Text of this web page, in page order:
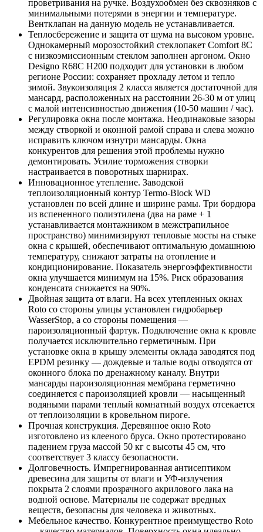
проветривания на ручке. Воздухообмен без сквозняков с
минимальными потерями в энергии и температуре.
Вентклапан на данную модель не устанавливается.
Теплосбережение и защита от шума на высоком уровне.
Однокамерный морозостойкий стеклопакет Comfort 8C
с низкоэмиссионным стеклом заполнен аргоном. Окно
Designo R68C H200 подходит для установки в любом
регионе России: сохраняет прохладу летом и тепло
зимой. Звукоизоляция 2 класса является достаточной для
мансард, расположенных на расстоянии 26-30 м от улиц
с малой интенсивностью движения (10-50 машин / час).
Регулировка окна после монтажа. Неодинаковые зазоры
между створкой и оконной рамой справа и слева можно
исправить ключом изнутри мансарды. Окна
конкурентов для решения этой проблемы нужно
демонтировать. Усилие торможения створки
настраивается в поворотных шарнирах.
Инновационное утепление. Заводской
теплоизоляционный контур Termo-Block WD
установлен по всей длине и ширине рамы. Три бордюра
из вспененного полиэтилена (два на раме + 1
устанавливается монтажником в межстрапильное
пространство) минимизируют тепловые мосты на стыке
окна с крышей, обеспечивают оптимальную домашнюю
температуру, снижают затраты на отопление и
кондиционирование. Показатель энергоэффективности
окна улучшается минимум на 15%. Риск образования
конденсата снижается на 90%.
Двойная защита от влаги. На всех утепленных окнах
Roto со стороны улицы установлен гидробарьер
WasserStop, а со стороны помещения —
пароизоляционный фартук. Подключение окна к кровле
получается исключительно герметичным. При
установке окна в крышу элементы оклада заводятся под
EPDM резинку — дождевые и талые воды отводятся от
оконного блока по дренажному каналу. Внутри
мансарды пароизоляционная мембрана герметично
соединяется с пароизоляцией кровли — насыщенный
водяными парами теплый комнатный воздух отсекается
от теплоизоляции в кровельном пироге.
Прочная конструкция. Деревянное окно Roto
изготовлено из клееного бруса. Окно протестировано
падением груза массой 50 кг с высоты 45 см, что
соответствует 3 классу безопасности.
Долговечность. Импрегнированная антисептиком
древесина для защиты от влаги и УФ-излучения
покрыта 2 слоями прозрачного акрилового лака на
водной основе. Материалы не содержат вредных
веществ, безопасны для человека и животных.
Мебельное качество. Конкурентное преимущество Roto